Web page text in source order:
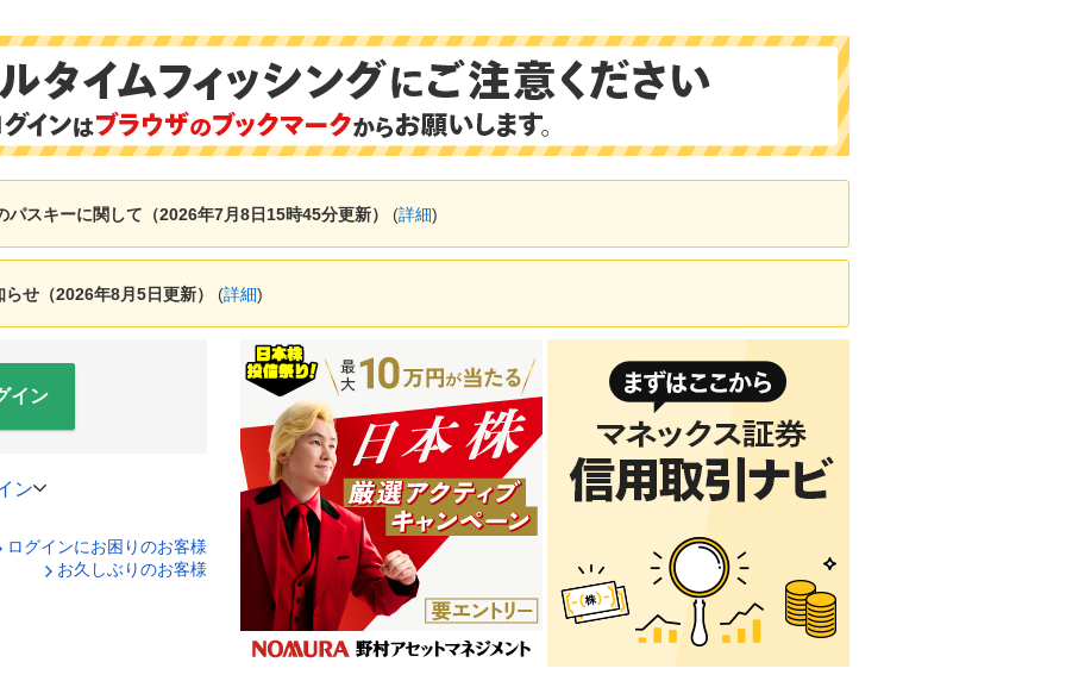
スキーに関して（2026年7月8日15時45分更新） (詳細)
せ（2026年8月5日更新） (詳細)
イン
ン
口座番号でログイン
ログインにお困りのお客様
お久しぶりのお客様